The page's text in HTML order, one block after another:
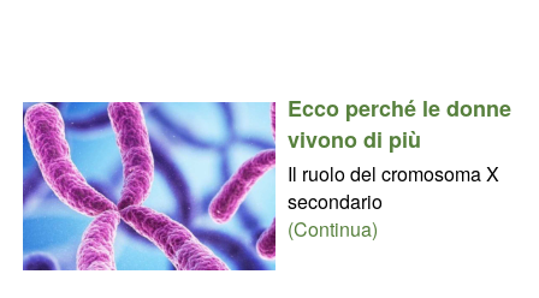
Ecco perché le donne
vivono di più
Il ruolo del cromosoma X
secondario
(Continua)